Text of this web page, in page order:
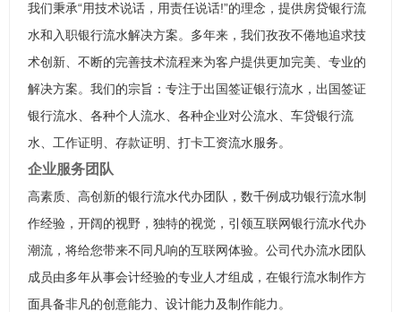
我们秉承“用技术说话，用责任说话!”的理念，提供房贷银行流
水和入职银行流水解决方案。多年来，我们孜孜不倦地追求技
术创新、不断的完善技术流程来为客户提供更加完美、专业的
解决方案。我们的宗旨：专注于出国签证银行流水，出国签证
银行流水、各种个人流水、各种企业对公流水、车贷银行流
水、工作证明、存款证明、打卡工资流水服务。
企业服务团队
高素质、高创新的银行流水代办团队，数千例成功银行流水制
作经验，开阔的视野，独特的视觉，引领互联网银行流水代办
潮流，将给您带来不同凡响的互联网体验。公司代办流水团队
成员由多年从事会计经验的专业人才组成，在银行流水制作方
面具备非凡的创意能力、设计能力及制作能力。